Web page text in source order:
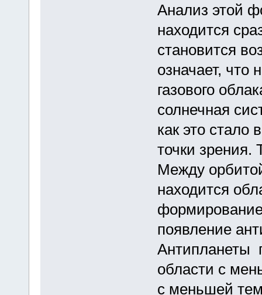
Анализ этой
находится
становится
означает, что
газового
солнечная
как это
точки зрения.
Между
находится
появление
Антипланеты
области с
с меньшей